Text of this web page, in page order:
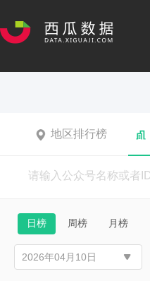
地区排行榜
日榜 周榜 月榜